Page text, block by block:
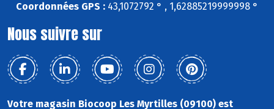
Coordonnées GPS : 43,1072792 ° , 1,62885219999998 °
Nous suivre sur
Votre magasin Biocoop Les Myrtilles (09100) est